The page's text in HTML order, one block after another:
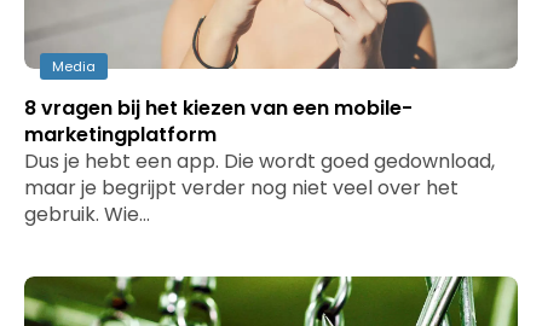
Media
8 vragen bij het kiezen van een mobile-
marketingplatform
Dus je hebt een app. Die wordt goed gedownload,
maar je begrijpt verder nog niet veel over het
gebruik. Wie…